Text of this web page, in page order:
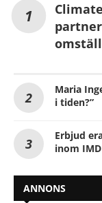
Maria
i tiden?”
Erbjud
inom
ANNONS